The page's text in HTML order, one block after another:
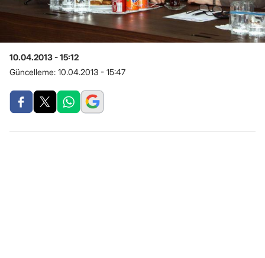
10.04.2013 - 15:12
Güncelleme: 10.04.2013 - 15:47